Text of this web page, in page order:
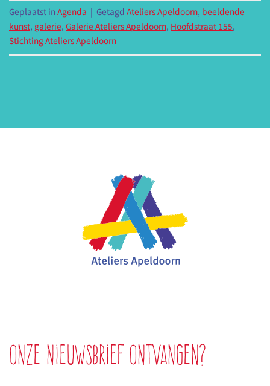
Geplaatst inAgenda | GetagdAteliers Apeldoorn,beeldende
kunst,galerie,Galerie Ateliers Apeldoorn,Hoofdstraat 155,
Stichting Ateliers Apeldoorn
Onze nieuwsbrief ontvangen?